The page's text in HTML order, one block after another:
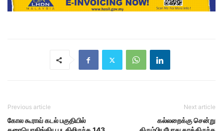
Previous article
கோல கூராவ் கடல் பகுதியில்
Next article
கல்லறைக்கு சென்று